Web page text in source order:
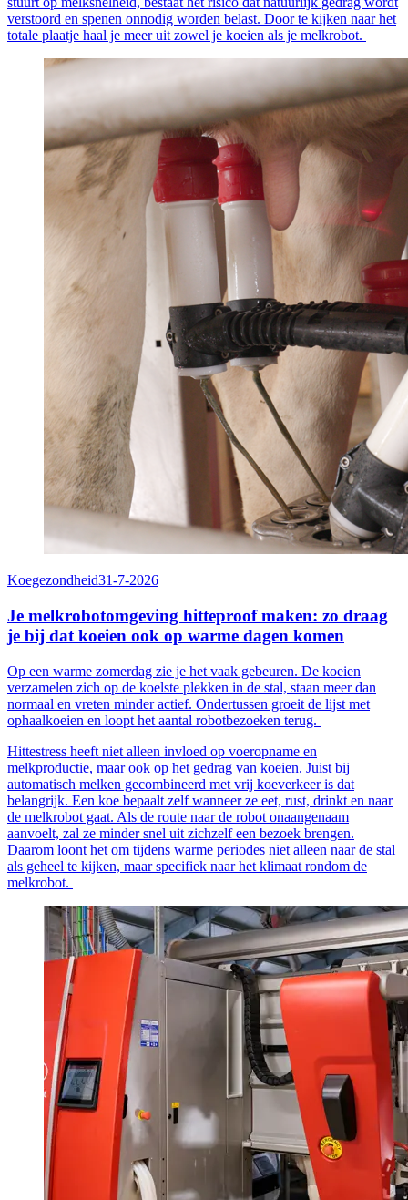
verstoord en spenen onnodig worden belast. Door te kijken naar het
totale plaatje haal je meer uit zowel je koeien als je melkrobot.
Koegezondheid31-7-2026
Je melkrobotomgeving hitteproof maken: zo draag
je bij dat koeien ook op warme dagen komen
Op een warme zomerdag zie je het vaak gebeuren. De koeien
verzamelen zich op de koelste plekken in de stal, staan meer dan
normaal en vreten minder actief. Ondertussen groeit de lijst met
ophaalkoeien en loopt het aantal robotbezoeken terug.
Hittestress heeft niet alleen invloed op voeropname en
melkproductie, maar ook op het gedrag van koeien. Juist bij
automatisch melken gecombineerd met vrij koeverkeer is dat
belangrijk. Een koe bepaalt zelf wanneer ze eet, rust, drinkt en naar
de melkrobot gaat. Als de route naar de robot onaangenaam
aanvoelt, zal ze minder snel uit zichzelf een bezoek brengen.
Daarom loont het om tijdens warme periodes niet alleen naar de stal
als geheel te kijken, maar specifiek naar het klimaat rondom de
melkrobot.